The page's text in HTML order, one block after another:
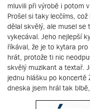
mluvili při výrobě i potom
Prošel si taky lecčíms,
dělal skvělý, ale musel se
vykecával. Jeho nejlepší
říkával, že je to kytara
hrát, protože ti nic
skvělý muzikant a textař.
jednu hlášku po koncertě
dneska jsem hrál tak